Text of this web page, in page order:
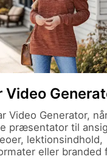
Video
Video Generator,
præsentator til
lektionsindhold,
eller branded